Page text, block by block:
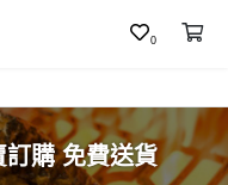
0
購 免費送貨